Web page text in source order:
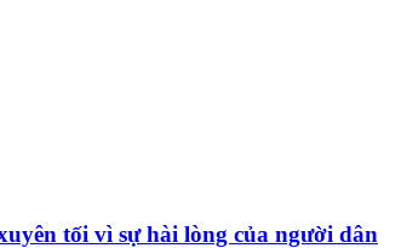
tối vì sự hài lòng của người dân